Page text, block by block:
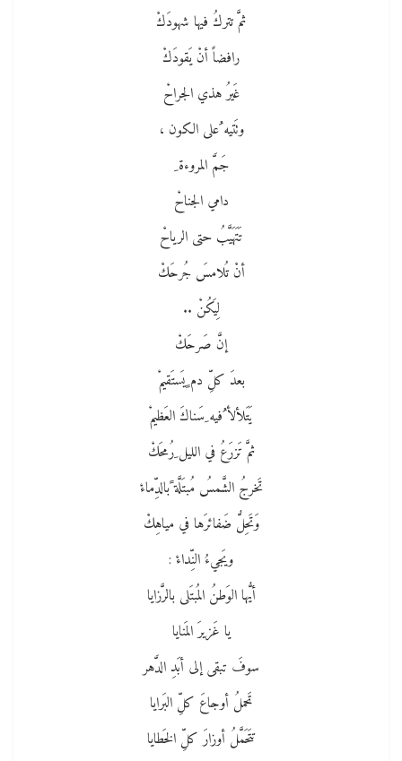
ثمَّ تتركُ فيها شهودَكْ
رافضاً أنْ يَقودَكْ
غَيرُ هذي الجراحْ
وتَتيه ُعلى الكون ،
جَمَّ المروءة ِ
دامي الجناحْ
تَتَهَيَّبُ حتى الرياحْ
أنْ تُلامسَ جُرحَكْ
لِيَكُنْ ..
إنَّ صَرحَكْ
بعدَ كلِّ دم ٍيَستَقيمْ
يَتَلألأ ُفيه ِسَناكَ العَظيمْ
ثمَّ تَزرَعُ في الليل ِرُمحَكْ
تَخرجُ الشَّمسُ مُبتَلَّة ًبالدِّماءْ
وَتَحِلُّ ضَفائرَها في مياهِكْ
ويَجيءُ النِّداءْ :
أيُّها الوَطنُ المُبتَلى بالرَّزايا
يا غَزيرَ المَنايا
سوفَ تبقى إلى أبَدِ الدَّهر
تَحملُ أوجاعَ كلِّ البَرايا
تتَحَمَّلُ أوزارَ كلِّ الخَطايا